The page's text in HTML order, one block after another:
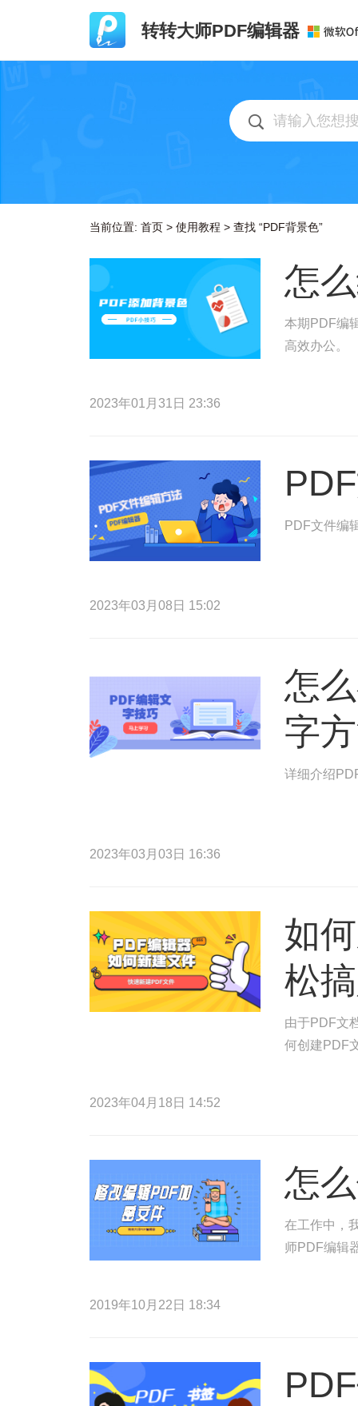
转转大师PDF编辑器
当前位置: 首页 > 使用教程 > 查找 “PDF背景色”
怎
本期PDF编
高效办公。
2023年01月31日 23:36
PDF文件编
2023年03月08日 15:02
怎
字
详细介绍
2023年03月03日 16:36
如
松
由于PDF文
何创建PDF
2023年04月18日 14:52
怎
在工作中，
师PDF编辑
2019年10月22日 18:34